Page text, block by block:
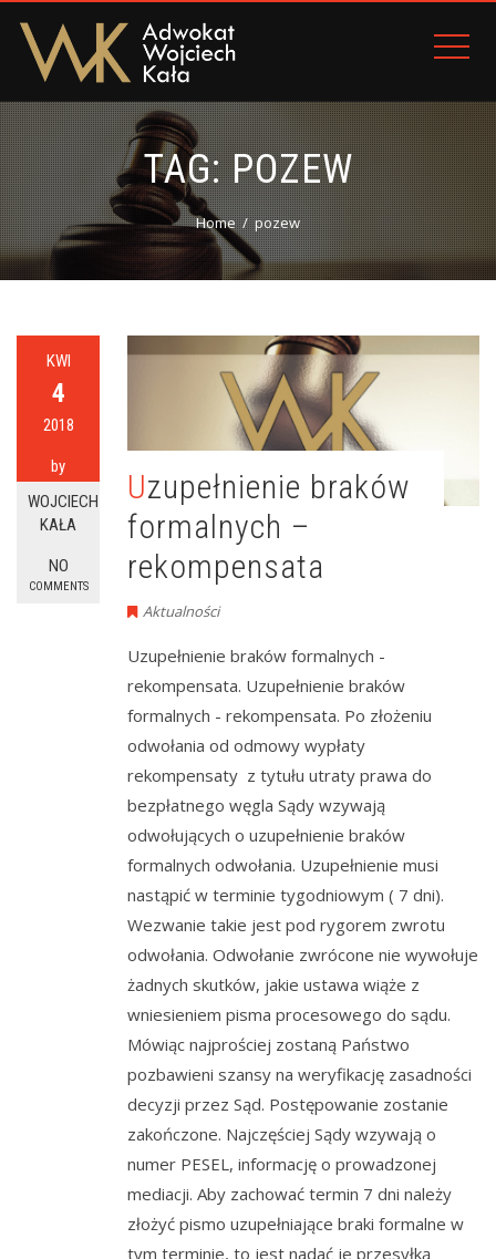
TAG:POZEW
Home pozew
KWI
4
2018
by
WOJCIECH
KAŁA
NO
COMMENTS
Uzupełnienie braków
formalnych –
rekompensata
Aktualności
Uzupełnienie braków formalnych -
rekompensata. Uzupełnienie braków
formalnych - rekompensata. Po złożeniu
odwołania od odmowy wypłaty
rekompensaty z tytułu utraty prawa do
bezpłatnego węgla Sądy wzywają
odwołujących o uzupełnienie braków
formalnych odwołania. Uzupełnienie musi
nastąpić w terminie tygodniowym ( 7 dni).
Wezwanie takie jest pod rygorem zwrotu
odwołania. Odwołanie zwrócone nie wywołuje
żadnych skutków, jakie ustawa wiąże z
wniesieniem pisma procesowego do sądu.
Mówiąc najprościej zostaną Państwo
pozbawieni szansy na weryfikację zasadności
decyzji przez Sąd. Postępowanie zostanie
zakończone. Najczęściej Sądy wzywają o
numer PESEL, informację o prowadzonej
mediacji. Aby zachować termin 7 dni należy
złożyć pismo uzupełniające braki formalne w
tym terminie, to jest nadać je przesyłką